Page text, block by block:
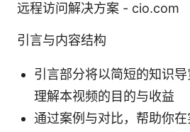
远程访问解决方案 - cio.com
引言与内容结构
引言部分将以简短的知识
理解本视频的目的与收益
通过案例与对比，帮助你